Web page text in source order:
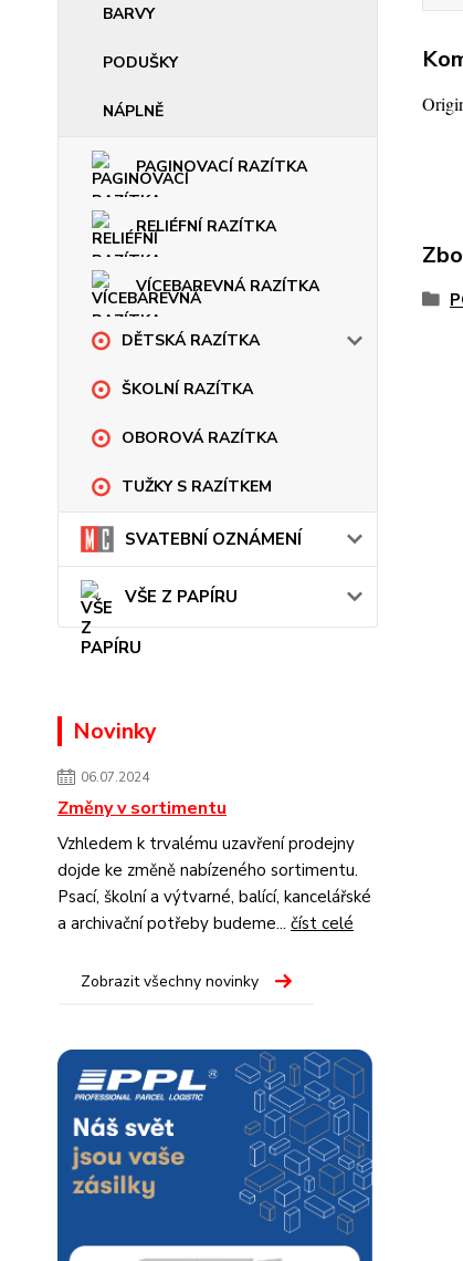
BARVY
PODUŠKY
NÁPLNĚ
PAGINOVACÍ RAZÍTKA
RELIÉFNÍ RAZÍTKA
VÍCEBAREVNÁ RAZÍTKA
DĚTSKÁ RAZÍTKA
ŠKOLNÍ RAZÍTKA
OBOROVÁ RAZÍTKA
TUŽKY S RAZÍTKEM
SVATEBNÍ OZNÁMENÍ
VŠE Z PAPÍRU
Novinky
06.07.2024
Změny v sortimentu
Vzhledem k trvalému uzavření prodejny
dojde ke změně nabízeného sortimentu.
Psací, školní a výtvarné, balící, kancelářské
a archivační potřeby budeme... číst celé
Zobrazit všechny novinky